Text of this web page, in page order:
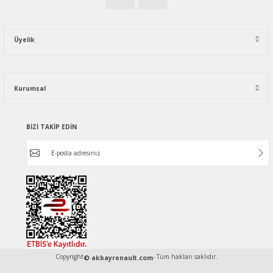
Üyelik
Kurumsal
BİZİ TAKİP EDİN
Copyright© akbayrenault.com- Tüm hakları saklıdır.